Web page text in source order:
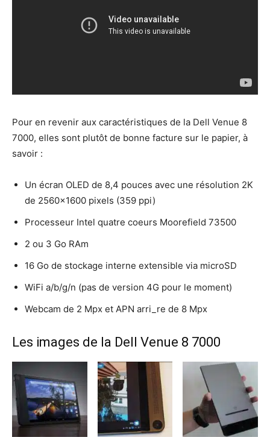
Pour en revenir aux caractéristiques de la Dell Venue 8
7000, elles sont plutôt de bonne facture sur le papier, à
savoir :
Un écran OLED de 8,4 pouces avec une résolution 2K
de 2560×1600 pixels (359 ppi)
Processeur Intel quatre coeurs Moorefield 73500
2 ou 3 Go RAm
16 Go de stockage interne extensible via microSD
WiFi a/b/g/n (pas de version 4G pour le moment)
Webcam de 2 Mpx et APN arri_re de 8 Mpx
Les images de la Dell Venue 8 7000